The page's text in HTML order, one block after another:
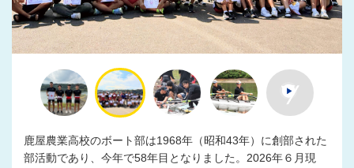
鹿屋農業高校のボート部は1968年（昭和43年）に創部された
部活動であり、今年で58年目となりました。2026年６月現